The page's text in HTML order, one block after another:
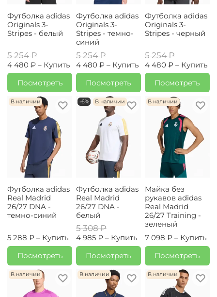
Футболка adidas
Originals 3-
Stripes - белый
5 254 ₽
4 480 ₽ – Купить
Посмотреть
Футболка adidas
Originals 3-
Stripes - темно-
синий
5 254 ₽
4 480 ₽ – Купить
Посмотреть
Футболка adidas
Originals 3-
Stripes - черный
5 254 ₽
4 480 ₽ – Купить
Посмотреть
В наличии
Футболка adidas
Real Madrid
26/27 DNA -
темно-синий
5 288 ₽ – Купить
Посмотреть
-6% В наличии
Футболка adidas
Real Madrid
26/27 DNA -
белый
5 308 ₽
4 985 ₽ – Купить
Посмотреть
В наличии
Майка без
рукавов adidas
Real Madrid
26/27 Training -
зеленый
7 098 ₽ – Купить
Посмотреть
В наличии В наличии В наличии